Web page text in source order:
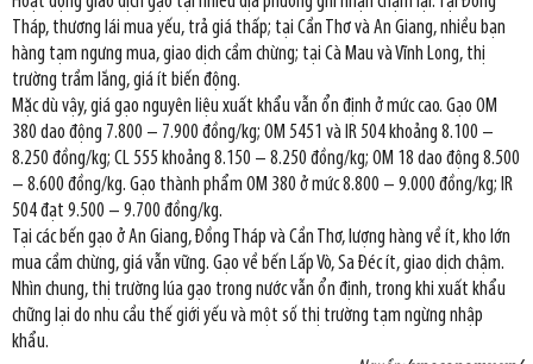
Tháp, thương lái mua yếu, trả giá thấp; tại Cần Thơ và An Giang, nhiều bạn
hàng tạm ngưng mua, giao dịch cầm chừng; tại Cà Mau và Vĩnh Long, thị
trường trầm lắng, giá ít biến động.
Mặc dù vậy, giá gạo nguyên liệu xuất khẩu vẫn ổn định ở mức cao. Gạo OM
380 dao động 7.800 – 7.900 đồng/kg; OM 5451 và IR 504 khoảng 8.100 –
8.250 đồng/kg; CL 555 khoảng 8.150 – 8.250 đồng/kg; OM 18 dao động 8.500
– 8.600 đồng/kg. Gạo thành phẩm OM 380 ở mức 8.800 – 9.000 đồng/kg; IR
504 đạt 9.500 – 9.700 đồng/kg.
Tại các bến gạo ở An Giang, Đồng Tháp và Cần Thơ, lượng hàng về ít, kho lớn
mua cầm chừng, giá vẫn vững. Gạo về bến Lấp Vò, Sa Đéc ít, giao dịch chậm.
Nhìn chung, thị trường lúa gạo trong nước vẫn ổn định, trong khi xuất khẩu
chững lại do nhu cầu thế giới yếu và một số thị trường tạm ngừng nhập
khẩu.